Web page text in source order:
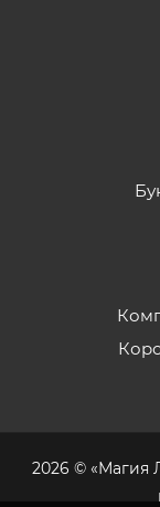
2026 © «Магия